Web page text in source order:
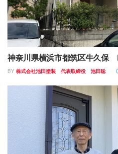
神奈川県横浜市都筑区牛久保
BY 株式会社池田塗装 代表取締役 池田聡